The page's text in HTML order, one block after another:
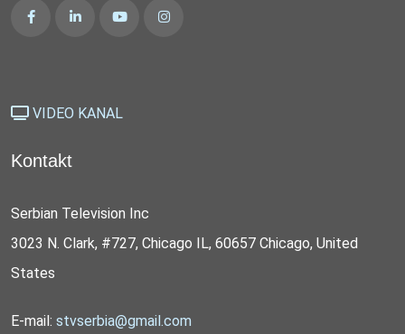
VIDEO KANAL
Kontakt
Serbian Television Inc
3023 N. Clark, #727, Chicago IL, 60657 Chicago, United
States
E-mail: stvserbia@gmail.com